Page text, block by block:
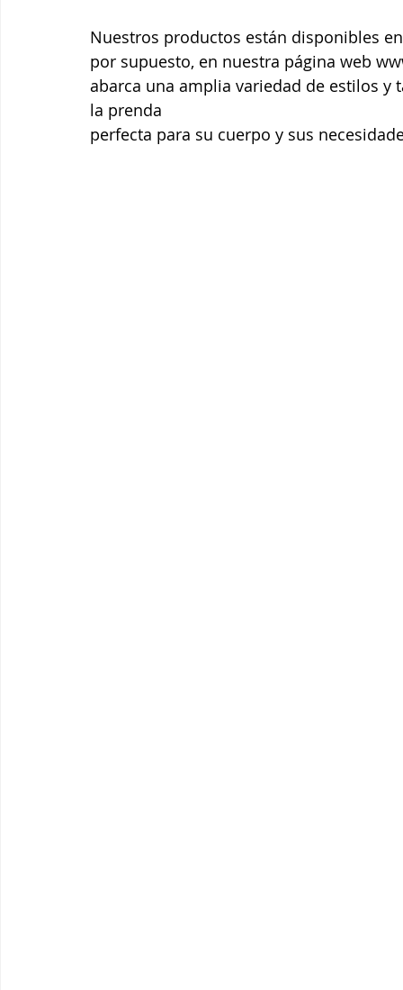
Nuestros productos están disponibles
por supuesto, en nuestra página web
abarca una amplia variedad de estilos
la prenda
perfecta para su cuerpo y sus